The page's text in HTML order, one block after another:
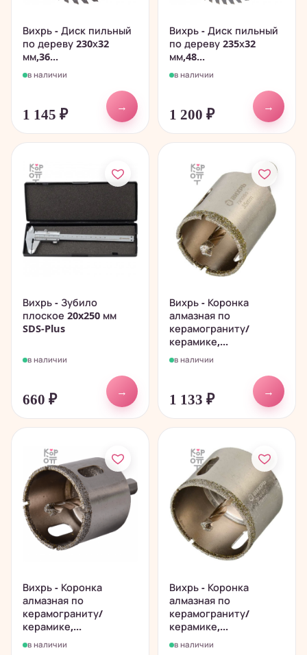
Вихрь - Диск пильный
по дереву 230х32
мм,36...
в наличии
1 145 ₽
→
Вихрь - Диск пильный
по дереву 235х32
мм,48...
в наличии
1 200 ₽
→
Вихрь - Зубило
плоское 20x250 мм
SDS-Plus
в наличии
660 ₽
→
Вихрь - Коронка
алмазная по
керамограниту/
керамике,...
в наличии
1 133 ₽
→
Вихрь - Коронка
алмазная по
керамограниту/
керамике,...
в наличии
Вихрь - Коронка
алмазная по
керамограниту/
керамике,...
в наличии